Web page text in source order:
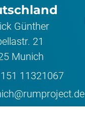
Günther
21
Munich
11321067